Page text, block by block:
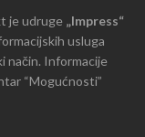
je udruge „Impress“
usluga
način. Informacije
“Mogućnosti”